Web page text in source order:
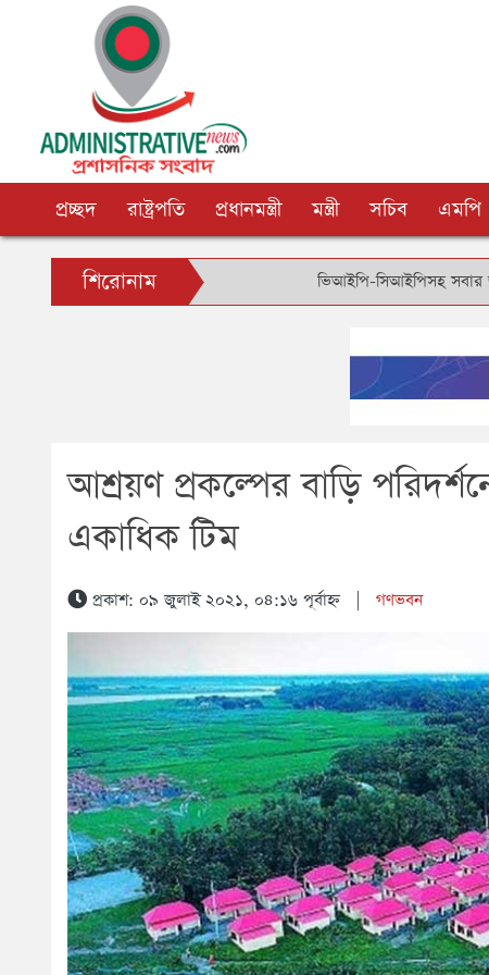
প্রচ্ছদ রাষ্ট্রপতি প্রধানমন্ত্রী মন্ত্রী সচিব এমপি
শিরোনাম ভিআইপি-সিআইপিসহ সবার জন্য
আশ্রয়ণ প্রকল্পের বাড়ি
একাধিক টিম
প্রকাশ: ০৯ জুলাই ২০২১, ০৪:১৬ পূর্বাহ্ন| গণভবন